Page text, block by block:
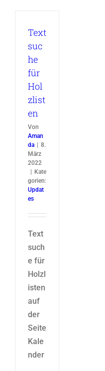
Text
suc
he
für
Hol
zlist
en
Von
Aman
da
8.
März
2022
Kate
gorien:
Updat
es
Text
such
e für
Holzl
isten
auf
der
Seite
Kale
nder